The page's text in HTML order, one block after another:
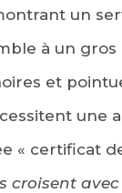
un
à un
et
une
« certificat
croisent